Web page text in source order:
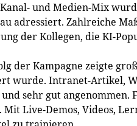
und Medien-Mix
adressiert. Zahlreiche
der Kollegen, die KI-
der Kampagne zeigte
wurde. Intranet-Artikel,
sehr gut
Mit Live-Demos, Videos,